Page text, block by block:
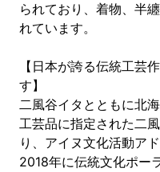
られており、着物、半
れています。
【日本が誇る伝統工芸
す】
二風谷イタとともに北
工芸品に指定された二
り、アイヌ文化活動ア
2018年に伝統文化ポー